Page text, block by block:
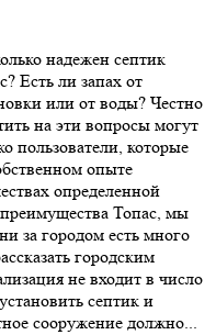
надежен септик
Есть ли запах от
или от воды? Честно
на эти вопросы могут
пользователи, которые
опыте
определенной
Топас, мы
за городом есть много
городским
не входит в число
септик и
сооружение должно...